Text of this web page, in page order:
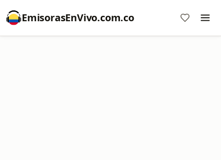
EmisorasEnVivo.com.co